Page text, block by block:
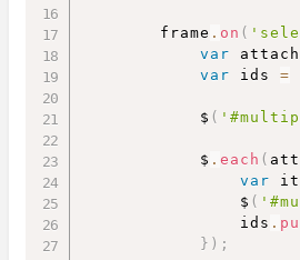
        frame
. on (
var
var ids =
            $
(
            $
.each (
var
                $
(
                ids
.
} ) ;